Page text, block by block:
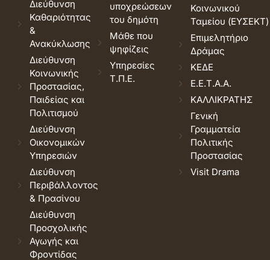
Διεύθυνση
Καθαριότητας
&
Ανακύκλωσης
Διεύθυνση
Κοινωνικής
Προστασίας,
Παιδείας και
Πολιτισμού
Διεύθυνση
Οικονομικών
Υπηρεσιών
Διεύθυνση
Περιβάλλοντος
& Πρασίνου
Διεύθυνση
Προσχολικής
Αγωγής και
Φροντίδας
υποχρεώσεων
του δημότη
Μάθε που
ψηφίζεις
Υπηρεσίες
Τ.Π.Ε.
Κοινωνικού
Ταμείου (ΕΥΣΕΚΤ)
Επιμελητήριο
Δράμας
ΚΕΔΕ
Ε.Ε.Τ.Α.Α.
ΚΑΛΛΙΚΡΑΤΗΣ
Γενική
Γραμματεία
Πολιτικής
Προστασίας
Visit Drama